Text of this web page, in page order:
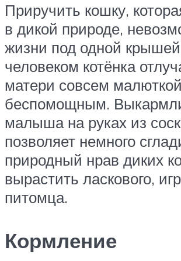
Приручить кошку,
в дикой природе,
жизни под одной
человеком котёнка
матери совсем
беспомощным.
малыша на руках из
позволяет немного
природный нрав диких
вырастить ласкового,
питомца.
Кормление